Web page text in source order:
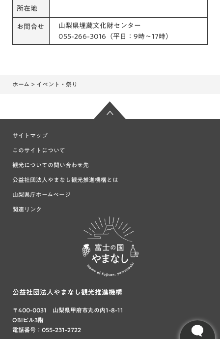
所在地
お問合せ
山梨県埋蔵文化財センター
055-266-3016（平日：9時～17時）
ホーム > イベント・祭り
サイトマップ
このサイトについて
観光についての問い合わせ先
公益社団法人やまなし観光推進機構とは
山梨県庁ホームページ
関連リンク
富士の国や
まなし
公益社団法人やまなし観光推進機構
〒400-0031 山梨県甲府市丸の内1-8-11
OBIビル3階
電話番号：055-231-2722